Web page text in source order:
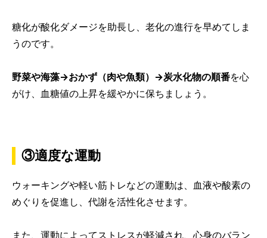
糖化が酸化ダメージを助長し、老化の進行を早めてしま
うのです。
野菜や海藻→おかず（肉や魚類）→炭水化物の順番を心
がけ、血糖値の上昇を緩やかに保ちましょう。
③適度な運動
ウォーキングや軽い筋トレなどの運動は、血液や酸素の
めぐりを促進し、代謝を活性化させます。
また、運動によってストレスが軽減され、心身のバラン